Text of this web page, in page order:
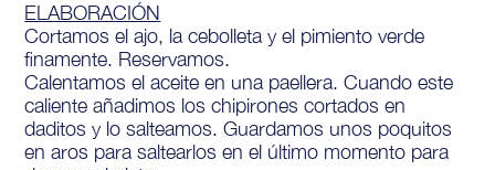
ELABORACIÓN
Cortamos el ajo, la cebolleta y el pimiento verde
finamente. Reservamos.
Calentamos el aceite en una paellera. Cuando este
caliente añadimos los chipirones cortados en
daditos y lo salteamos. Guardamos unos poquitos
en aros para saltearlos en el último momento para